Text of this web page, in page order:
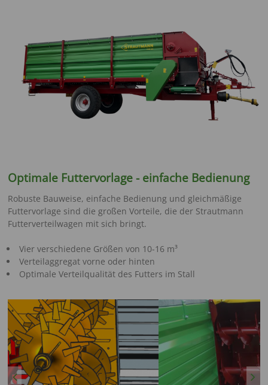
Optimale Futtervorlage - einfache Bedienung
Robuste Bauweise, einfache Bedienung und gleichmäßige
Futtervorlage sind die großen Vorteile, die der Strautmann
Futterverteilwagen mit sich bringt.
Vier verschiedene Größen von 10-16 m³
Verteilaggregat vorne oder hinten
Optimale Verteilqualität des Futters im Stall
Previous